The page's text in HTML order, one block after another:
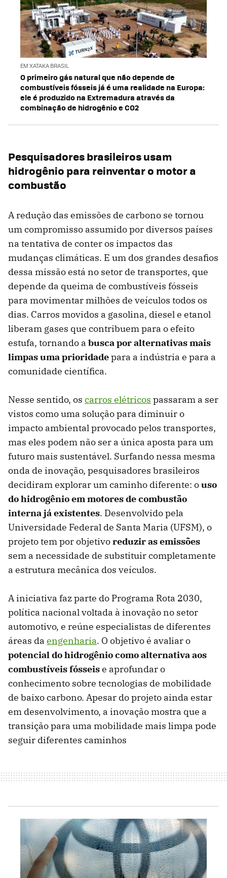
EM XATAKA BRASIL
O primeiro gás natural que não depende de
combustíveis fósseis já é uma realidade na Europa:
ele é produzido na Extremadura através da
combinação de hidrogênio e CO2
Pesquisadores brasileiros usam
hidrogênio para reinventar o motor a
combustão
A redução das emissões de carbono se tornou
um compromisso assumido por diversos países
na tentativa de conter os impactos das
mudanças climáticas. E um dos grandes desafios
dessa missão está no setor de transportes, que
depende da queima de combustíveis fósseis
para movimentar milhões de veículos todos os
dias. Carros movidos a gasolina, diesel e etanol
liberam gases que contribuem para o efeito
estufa, tornando a busca por alternativas mais
limpas uma prioridadepara a indústria e para a
comunidade científica.
Nesse sentido, os carros elétricos passaram a ser
vistos como uma solução para diminuir o
impacto ambiental provocado pelos transportes,
mas eles podem não ser a única aposta para um
futuro mais sustentável. Surfando nessa mesma
onda de inovação, pesquisadores brasileiros
decidiram explorar um caminho diferente: ouso
do hidrogênio em motores de combustão
interna já existentes. Desenvolvido pela
Universidade Federal de Santa Maria (UFSM), o
projeto tem por objetivoreduzir as emissões
sem a necessidade de substituir completamente
a estrutura mecânica dos veículos.
A iniciativa faz parte do Programa Rota 2030,
política nacional voltada à inovação no setor
automotivo, e reúne especialistas de diferentes
áreas da engenharia. O objetivo é avaliar o
potencial do hidrogênio como alternativa aos
combustíveis fósseise aprofundar o
conhecimento sobre tecnologias de mobilidade
de baixo carbono. Apesar do projeto ainda estar
em desenvolvimento, a inovação mostra que a
transição para uma mobilidade mais limpa pode
seguir diferentes caminhos